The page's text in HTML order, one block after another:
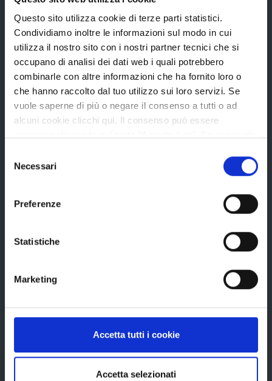
Questo sito utilizza cookie di terze parti statistici.
Condividiamo inoltre le informazioni sul modo in cui
utilizza il nostro sito con i nostri partner tecnici che si
occupano di analisi dei dati web i quali potrebbero
combinarle con altre informazioni che ha fornito loro o
che hanno raccolto dal tuo utilizzo sui loro servizi. Se
vuole saperne di più o negare il consenso a tutti o ad
alcuni cookie clicchi qui. Il consenso può essere
tasto "Rifiuta".
delNecessari
Preferenze
Statistiche
Marketing
Accetta tutti i cookie
Accetta selezionati
La Provincia
Organi di governo
Statuto e Regolamenti
Amministrazione Trasparente
Uffici e orari
Storia della Provincia
Elezioni
Avvisi pubblici
In scadenza